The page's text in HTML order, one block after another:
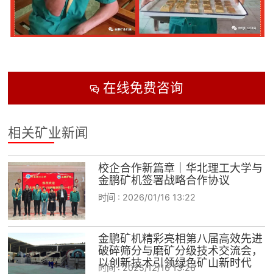
在线免费咨询
相关矿业新闻
校企合作新篇章｜华北理工大学与
金鹏矿机签署战略合作协议
时间 : 2026/01/16 13:22
金鹏矿机精彩亮相第八届高效先进
破碎筛分与磨矿分级技术交流会，
以创新技术引领绿色矿山新时代
时间 :2025/12/16 13:26